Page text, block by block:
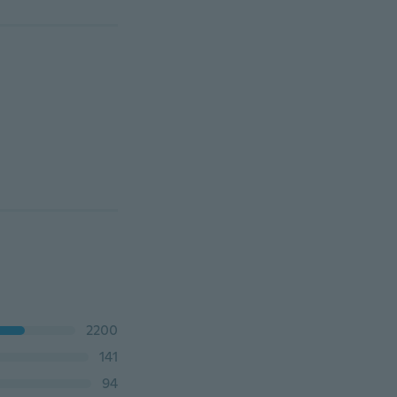
2200
141
94